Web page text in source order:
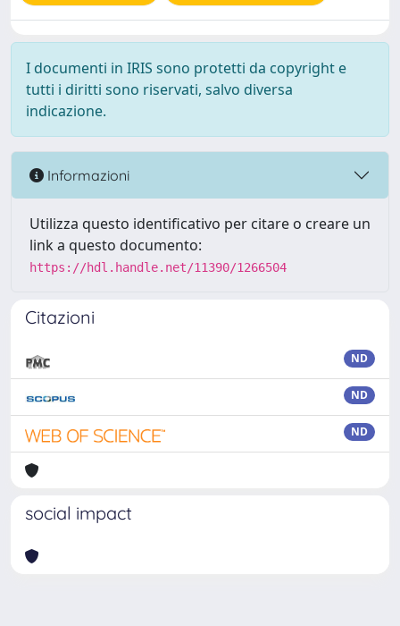
I documenti in IRIS sono protetti da copyright e
tutti i diritti sono riservati, salvo diversa
indicazione.
Informazioni
Utilizza questo identificativo per citare o creare un
link a questo documento:
https://hdl.handle.net/11390/1266504
Citazioni
ND
ND
ND
social impact